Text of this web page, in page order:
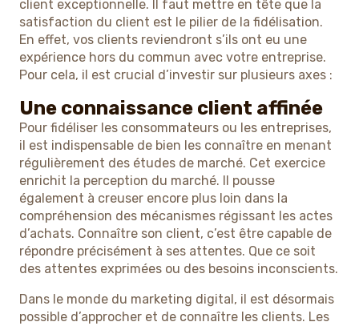
client exceptionnelle. Il faut mettre en tête que la
satisfaction du client est le pilier de la fidélisation.
En effet, vos clients reviendront s’ils ont eu une
expérience hors du commun avec votre entreprise.
Pour cela, il est crucial d’investir sur plusieurs axes :
Une connaissance client affinée
Pour fidéliser les consommateurs ou les entreprises,
il est indispensable de bien les connaître en menant
régulièrement des études de marché. Cet exercice
enrichit la perception du marché. Il pousse
également à creuser encore plus loin dans la
compréhension des mécanismes régissant les actes
d’achats. Connaître son client, c’est être capable de
répondre précisément à ses attentes. Que ce soit
des attentes exprimées ou des besoins inconscients.
Dans le monde du marketing digital, il est désormais
possible d’approcher et de connaître les clients. Les